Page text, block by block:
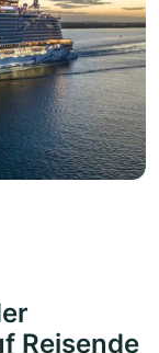
Reisende